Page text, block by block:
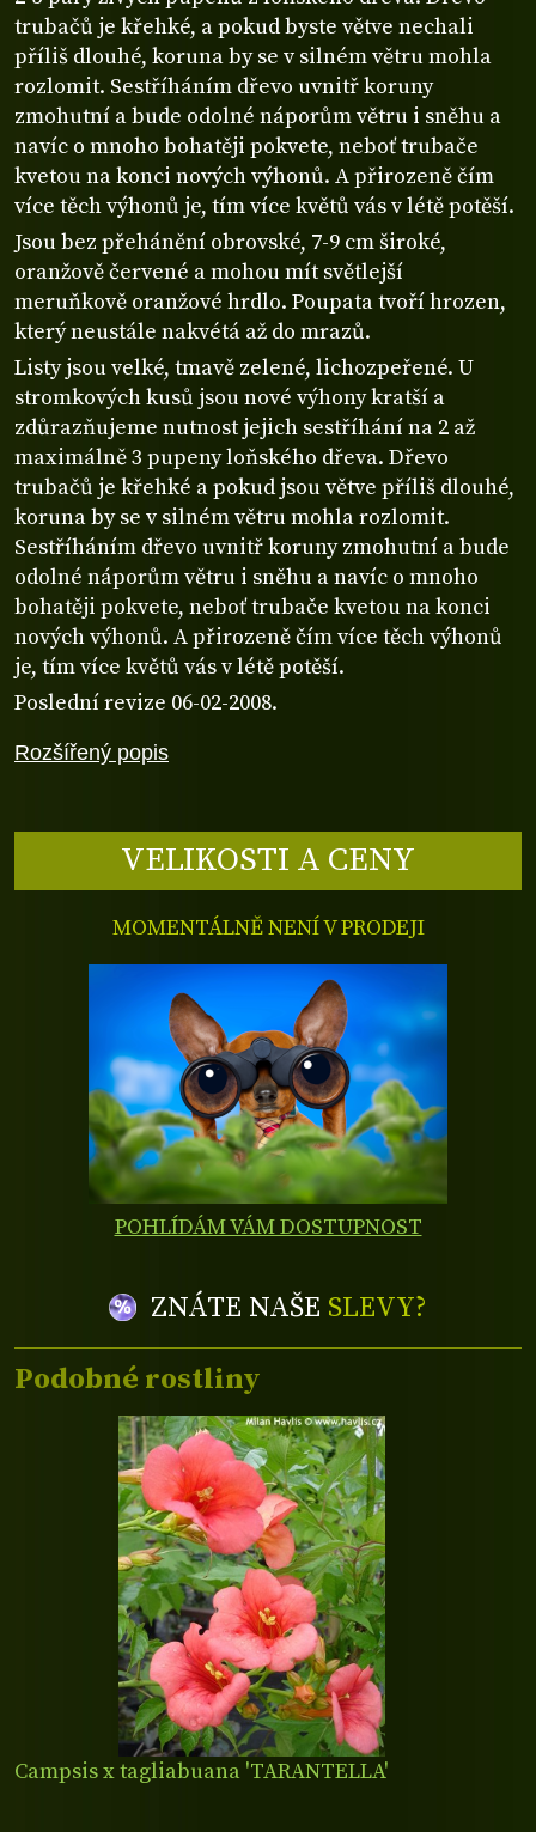
Rozšířený popis
trubačů je křehké, a pokud byste větve nechali
příliš dlouhé, koruna by se v silném větru mohla
rozlomit. Sestříháním dřevo uvnitř koruny
zmohutní a bude odolné náporům větru i sněhu a
navíc o mnoho bohatěji pokvete, neboť trubače
kvetou na konci nových výhonů. A přirozeně čím
více těch výhonů je, tím více květů vás v létě potěší.
Jsou bez přehánění obrovské, 7-9 cm široké,
oranžově červené a mohou mít světlejší
meruňkově oranžové hrdlo. Poupata tvoří hrozen,
který neustále nakvétá až do mrazů.
Listy jsou velké, tmavě zelené, lichozpeřené. U
stromkových kusů jsou nové výhony kratší a
zdůrazňujeme nutnost jejich sestříhání na 2 až
maximálně 3 pupeny loňského dřeva. Dřevo
trubačů je křehké a pokud jsou větve příliš dlouhé,
koruna by se v silném větru mohla rozlomit.
Sestříháním dřevo uvnitř koruny zmohutní a bude
odolné náporům větru i sněhu a navíc o mnoho
bohatěji pokvete, neboť trubače kvetou na konci
nových výhonů. A přirozeně čím více těch výhonů
je, tím více květů vás v létě potěší.
Poslední revize 06-02-2008.
VELIKOSTI A CENY
MOMENTÁLNĚ NENÍ V PRODEJI
POHLÍDÁM VÁM DOSTUPNOST
ZNÁTE NAŠE SLEVY?
Podobné rostliny
Campsis x tagliabuana 'TARANTELLA'